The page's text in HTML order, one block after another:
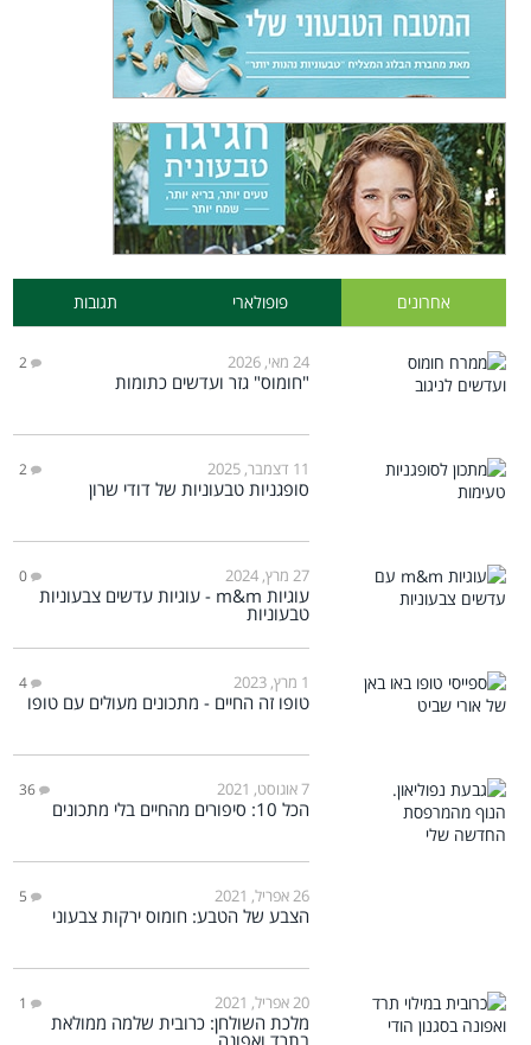
אחרונים פופולארי תגובות
24 מאי, 2026 2
"חומוס" גזר ועדשים כתומות
11 דצמבר, 2025 2
סופגניות טבעוניות של דודי שרון
27 מרץ, 2024 0
עוגיות m&m - עוגיות עדשים צבעוניות
טבעוניות
1 מרץ, 2023 4
טופו זה החיים - מתכונים מעולים עם טופו
7 אוגוסט, 2021 36
הכל 10: סיפורים מהחיים בלי מתכונים
26 אפריל, 2021 5
הצבע של הטבע: חומוס ירקות צבעוני
20 אפריל, 2021 1
מלכת השולחן: כרובית שלמה ממולאת
בתרד ואפונה